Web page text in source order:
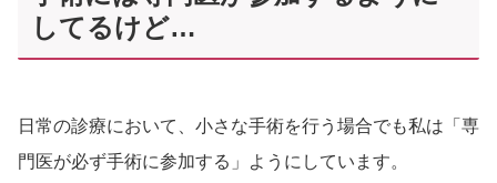
してるけど…
日常の診療において、小さな手術を行う場合でも私は「専
門医が必ず手術に参加する」ようにしています。